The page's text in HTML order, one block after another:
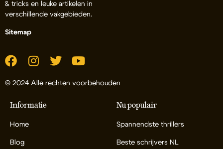
& tricks en leuke artikelen in
verschillende vakgebieden.
Sitemap
© 2024 Alle rechten voorbehouden
Informatie
Home
Blog
Nu populair
Spannendste thrillers
Beste schrijvers NL